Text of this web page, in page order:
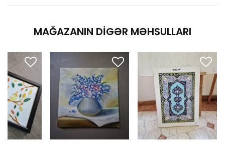
MAĞAZANIN DIGƏR MƏHSULLARI